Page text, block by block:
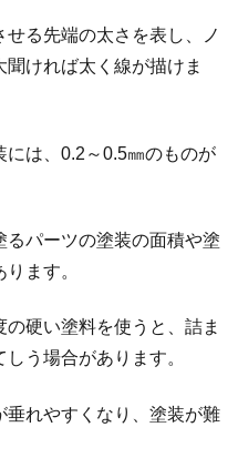
せる先端の太さを表し、ノ
ければ太く線が描けま
は、0.2～0.5㎜のものが
るパーツの塗装の面積や塗
ます。
硬い塗料を使うと、詰ま
う場合があります。
れやすくなり、塗装が難